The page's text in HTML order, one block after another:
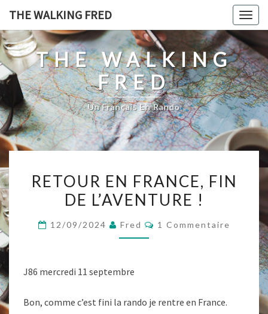
content
THE WALKING FRED
THE WALKING
FRED
Un Français En Rando
EN
FRANCE,
RETOUR EN FRANCE, FIN
DE L’AVENTURE !
12/09/2024 Fred Commentaires
1 Commentaire
J86 mercredi 11 septembre
Bon, comme c’est fini la rando je rentre en France.